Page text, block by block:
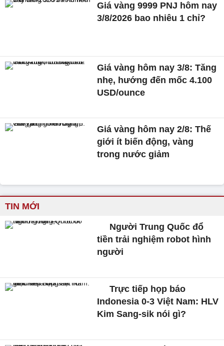
Giá vàng 9999 PNJ hôm nay
3/8/2026 bao nhiêu 1 chỉ?
Giá vàng hôm nay 3/8: Tăng
nhẹ, hướng đến mốc 4.100
USD/ounce
Giá vàng hôm nay 2/8: Thế
giới ít biến động, vàng
trong nước giảm
TIN MỚI
Người Trung Quốc đổ
tiền trải nghiệm robot hình
người
Trực tiếp họp báo
Indonesia 0-3 Việt Nam: HLV
Kim Sang-sik nói gì?